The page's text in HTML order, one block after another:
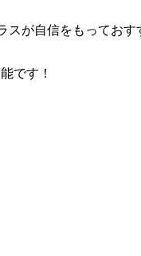
が自信をもっておす
です！